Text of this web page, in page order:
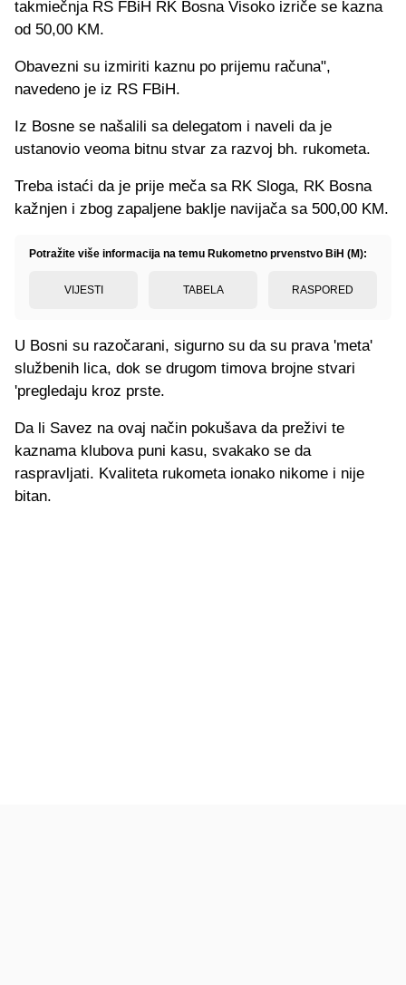
takmiečnja RS FBiH RK Bosna Visoko izriče se kazna
od 50,00 KM.
Obavezni su izmiriti kaznu po prijemu računa",
navedeno je iz RS FBiH.
Iz Bosne se našalili sa delegatom i naveli da je
ustanovio veoma bitnu stvar za razvoj bh. rukometa.
Treba istaći da je prije meča sa RK Sloga, RK Bosna
kažnjen i zbog zapaljene baklje navijača sa 500,00 KM.
Potražite više informacija na temu Rukometno prvenstvo BiH (M):
VIJESTI TABELA RASPORED
U Bosni su razočarani, sigurno su da su prava 'meta'
službenih lica, dok se drugom timova brojne stvari
'pregledaju kroz prste.
Da li Savez na ovaj način pokušava da preživi te
kaznama klubova puni kasu, svakako se da
raspravljati. Kvaliteta rukometa ionako nikome i nije
bitan.